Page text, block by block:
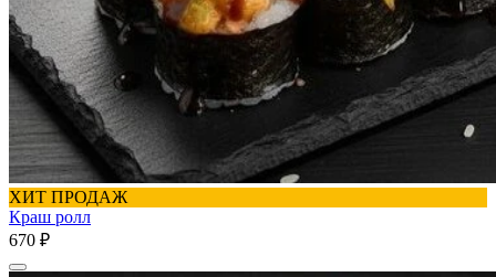
ХИТ ПРОДАЖ
Краш ролл
670 ₽